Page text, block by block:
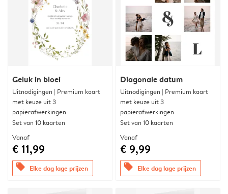
Geluk in bloei
Uitnodigingen | Premium kaart
met keuze uit 3
papierafwerkingen
Set van 10 kaarten
Vanaf
€ 11,99
offers Elke dag lage prijzen
Diagonale datum
Uitnodigingen | Premium kaart
met keuze uit 3
papierafwerkingen
Set van 10 kaarten
Vanaf
€ 9,99
offers Elke dag lage prijzen